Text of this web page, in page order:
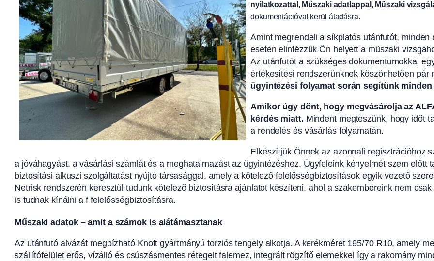
nyilatkozattal, Műszaki adatlappal, Műszaki
dokumentációval kerül átadásra.
Amint megrendeli a síkplatós utánfutót,
esetén elintézzük Ön helyett a műszaki
Az utánfutót a szükséges dokumentumokkal
értékesítési rendszerünknek köszönhetően
ügyintézési folyamat során segítünk
Amikor úgy dönt, hogy megvásárolja az
kérdés miatt. Mindent megteszünk, hogy időt
a rendelés és vásárlás folyamatán.
Elkészítjük Önnek az azonnali regisztrációhoz
a jóváhagyást, a vásárlási számlát és a meghatalmazást az ügyintézéshez. Ügyfeleink kényelmét szem előtt
biztosítási alkuszi szolgáltatást nyújtó társasággal, amely a kötelező felelősségbiztosítások egyik vezető
Netrisk rendszerén keresztül tudunk kötelező biztosításra ajánlatot készíteni, ahol a szakembereink nem
is tudnak kínálni a f felelősségbiztosításra.
Műszaki adatok – amit a számok is alátámasztanak
Az utánfutó alvázát megbízható Knott gyártmányú torziós tengely alkotja. A kerékméret 195/70 R10, amely
szállítófelület erős, vízálló és csúszásmentes rétegelt falemez, integrált rögzítő elemekkel így a rakomány